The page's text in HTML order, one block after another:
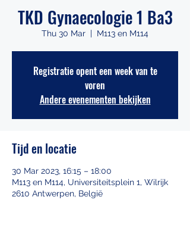
TKD Gynaecologie 1 Ba3
Thu 30 Mar
  |
M113 en M114
Registratie opent een week van te
voren
Andere evenementen bekijken
Tijd en locatie
30 Mar 2023, 16:15 – 18:00
M113 en M114, Universiteitsplein 1, Wilrijk
2610 Antwerpen, België